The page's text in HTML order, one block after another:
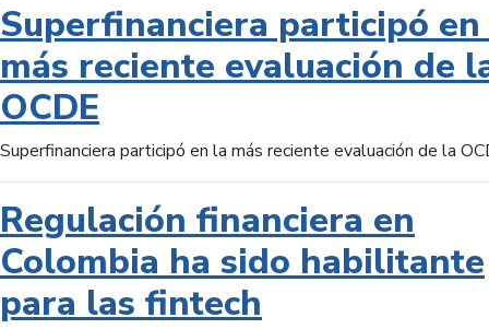
Superfinanciera participó
más reciente evaluación de
OCDE
Superfinanciera participó en la más reciente evaluación de la
Regulación financiera en
Colombia ha sido habilitante
para las fintech